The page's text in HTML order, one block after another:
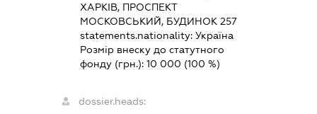
ХАРКІВ, ПРОСПЕКТ
МОСКОВСЬКИЙ, БУДИНОК 257
statements.nationality:Україна
Розмір внеску до статутного
фонду (грн.):10 000 (100 %)
dossier.heads: